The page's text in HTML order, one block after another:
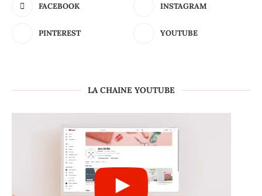
FACEBOOK INSTAGRAM
PINTEREST YOUTUBE
LA CHAINE YOUTUBE